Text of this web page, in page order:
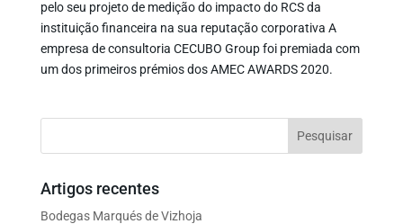
pelo seu projeto de medição do impacto do RCS da
instituição financeira na sua reputação corporativa A
empresa de consultoria CECUBO Group foi premiada com
um dos primeiros prémios dos AMEC AWARDS 2020.
Artigos recentes
Bodegas Marqués de Vizhoja